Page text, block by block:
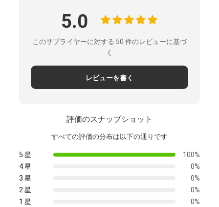
5.0
このサプライヤーに対する 50 件のレビューに基づ
く
レビューを書く
評価のスナップショット
すべての評価の分布は以下の通りです
5 星
100%
4 星
0%
3 星
0%
2 星
0%
1 星
0%